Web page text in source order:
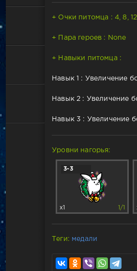
+ Очки питомца : 4, 8,
+ Пара героев : None
+ Навыки питомца :
Навык 1 : Увеличение
Навык 2 : Увеличение
Навык 3 : Увеличение
Уровни нагорья:
3-3
x1 1/1
Теги: медали